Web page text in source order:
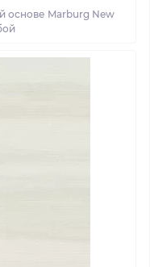
основе Marburg New